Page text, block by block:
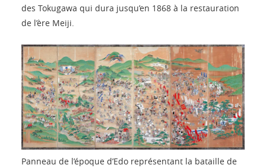
des Tokugawa qui dura jusqu’en 1868 à la restauration
de l’ère Meiji.
Panneau de l’époque d’Edo représentant la bataille de